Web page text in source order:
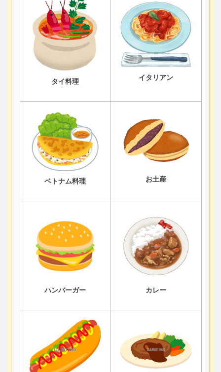
タイ料理
イタリアン
ベトナム料理 お土産
ハンバーガー カレー